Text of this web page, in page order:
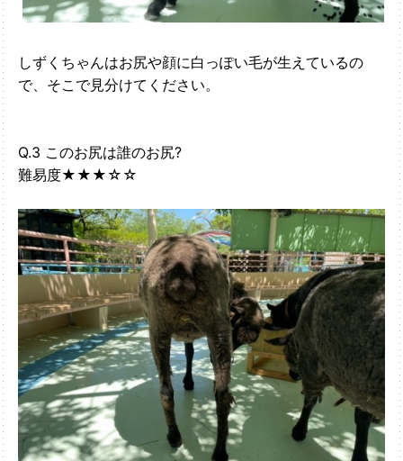
しずくちゃんはお尻や顔に白っぽい毛が生えているの
で、そこで見分けてください。
Q.3 このお尻は誰のお尻?
難易度★★★☆☆